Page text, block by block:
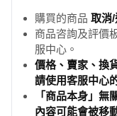
購買的商品 取消
商品咨詢及評價
服中心。
價格、賣家、換
請使用客服中心
「商品本身」無
內容可能會被移